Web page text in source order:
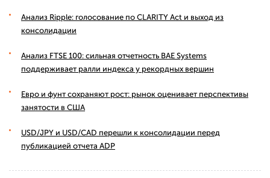
Анализ Ripple: голосование по CLARITY Act и выход из
консолидации
Анализ FTSE 100: сильная отчетность BAE Systems
поддерживает ралли индекса у рекордных вершин
Евро и фунт сохраняют рост: рынок оценивает перспективы
занятости в США
USD/JPY и USD/CAD перешли к консолидации перед
публикацией отчета ADP